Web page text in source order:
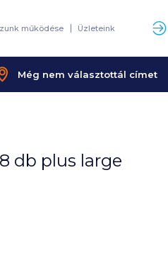
működése Üzleteink
Még nem választottál címet
db plus large